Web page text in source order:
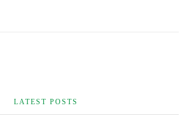
LATEST POSTS